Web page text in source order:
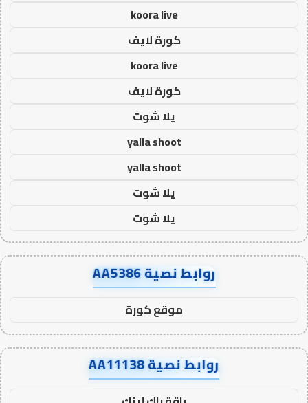
koora live
كورة لايف
koora live
كورة لايف
يلا شوت
yalla shoot
yalla shoot
يلا شوت
يلا شوت
روابط نصية AA5386
موقع كورة
روابط نصية AA11138